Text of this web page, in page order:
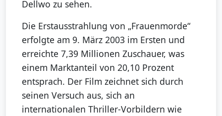
Dellwo zu sehen.
Die Erstausstrahlung von „Frauenmorde“
erfolgte am 9. März 2003 im Ersten und
erreichte 7,39 Millionen Zuschauer, was
einem Marktanteil von 20,10 Prozent
entsprach. Der Film zeichnet sich durch
seinen Versuch aus, sich an
internationalen Thriller-Vorbildern wie